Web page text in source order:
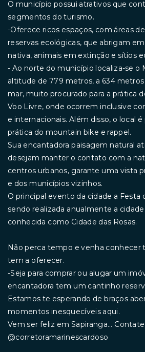
O município possui atrativos que
segmentos do turismo.
-Oferece ricos espaços, com áreas
reservas ecológicas, que abrigam
nativa, animais em extinção e sítios
- Ao norte do município localiza-se o
altitude de 779 metros, a 634
mar, muito procurado para a prática
Voo Livre, onde ocorrem inclusive
e internacionais. Além disso, o local é
prática do mountain bike e rappel.
Sua encantadora paisagem natural
desejam manter o contato com a
centros urbanos, garante uma vista
e dos municípios vizinhos.
O principal evento da cidade a Festa
sendo realizada anualmente a cidade
conhecida como Cidade das Rosas.
Não perca tempo e venha conhecer
tem a oferecer.
-Seja para comprar ou alugar um
encantadora tem um cantinho
Estamos te esperando de braços
momentos inesquecíveis aqui.
Vem ser feliz em Sapiranga...
@corretoramarinescardoso